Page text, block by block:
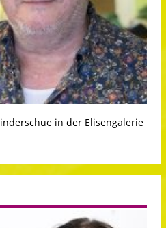
in der Elisengalerie